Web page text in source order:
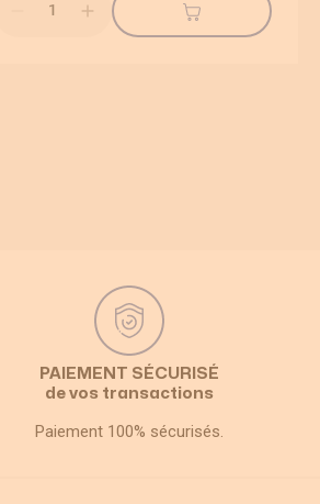
PAIEMENT SÉCURISÉ
de vos transactions
Paiement 100% sécurisés.